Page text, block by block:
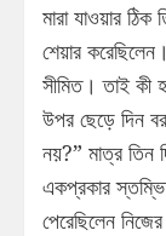
মারা যাওয়ার
শেয়ার
সীমিত। তাই কী
উপর ছেড়ে দিন
নয়?” মাত্র তিন
একপ্রকার
পেরেছিলেন